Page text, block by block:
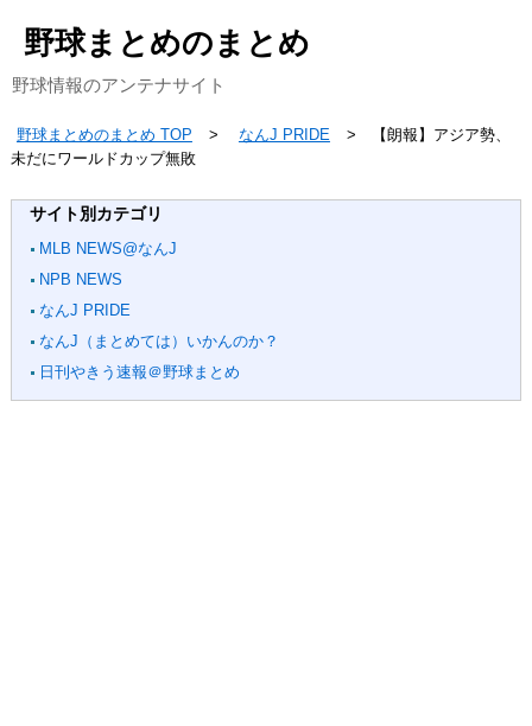
野球まとめのまとめ
野球情報のアンテナサイト
野球まとめのまとめ TOP なんJ PRIDE
【朗報】アジア勢、
未だにワールドカップ無敗
サイト別カテゴリ
MLB NEWS@なんJ
NPB NEWS
なんJ PRIDE
なんJ（まとめては）いかんのか？
日刊やきう速報＠野球まとめ